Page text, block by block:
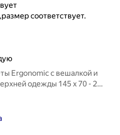
соответствует.
Ergonomic с вешалкой и
одежды 145 х 70 - 2